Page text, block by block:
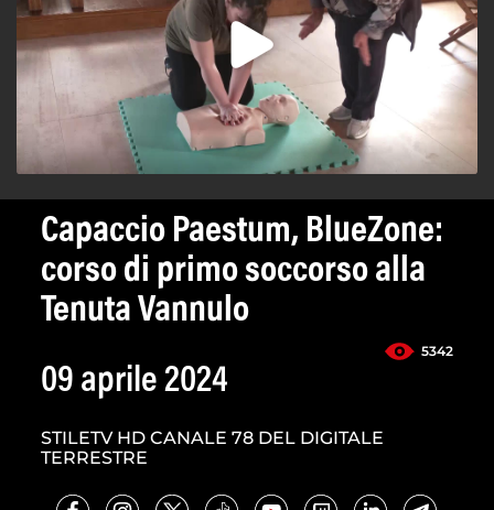
Capaccio Paestum, BlueZone:
corso di primo soccorso alla
Tenuta Vannulo
5342
09 aprile 2024
STILETV HD CANALE 78 DEL DIGITALE
TERRESTRE